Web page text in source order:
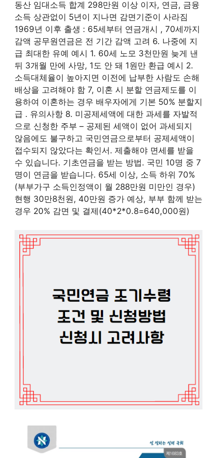
동산 임대소득 합계 298만원 이상 이자, 연금, 금융
소득 상관없이 5년이 지나면 감면기준이 사라짐
1969년 이후 출생 : 65세부터 연금개시 , 70세까지
감액 공무원연금은 전 기간 감액 고려 6. 나중에 지
급 최대한 유예 예시 1. 60세 노모 3천만원 늦게 낸
뒤 3개월 만에 사망, 1도 안 돼 1원만 환급 예시 2.
소득대체율이 높아지면 이전에 납부한 사람도 손해
배상을 고려해야 함 7, 이혼 시 분할 연금제도를 이
용하여 이혼하는 경우 배우자에게 기본 50% 분할지
급 . 유의사항 8. 미공제세액에 대한 과세를 자발적
으로 신청한 주부 – 공제된 세액이 없어 과세되지
않음에도 불구하고 국민연금으로부터 공제세액이
접수되지 않았다는 확인서. 제출해야 면세를 받을
수 있습니다. 기초연금을 받는 방법. 국민 10명 중 7
명이 연금을 받습니다. 65세 이상, 소득 하위 70%
(부부가구 소득인정액이 월 288만원 미만인 경우)
현행 30만8천원, 40만원 증가 예상, 부부 함께 받는
경우 20% 감면 및 결제(40*2*0.8=640,000원)